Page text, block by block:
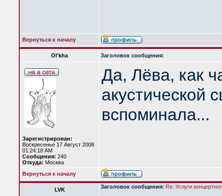
Вернуться к началу
Ol'kha Заголовок сообщения:
Зарегистрирован:
Воскресенье 17 Август 2008
01:24:18 AM
Сообщения: 240
Откуда: Москва
Да, Лёва, как
акустической
вспоминала...
Вернуться к началу
LVK Заголовок сообщения: Re: Услуги